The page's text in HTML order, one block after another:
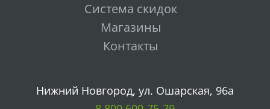
Система скидок
Магазины
Контакты
Нижний Новгород, ул. Ошарская, 96а